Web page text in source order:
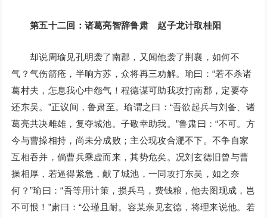
第五十二回：诸葛亮智辞鲁肃 赵子龙计取桂阳
却说周瑜见孔明袭了南郡，又闻他袭了荆襄，如何不
气？气伤箭疮，半晌方苏，众将再三劝解。瑜曰：“若不杀诸
葛村夫，怎息我心中怨气！程德谋可助我攻打南郡，定要夺
还东吴。”正议间，鲁肃至。瑜谓之曰：“吾欲起兵与刘备、诸
葛亮共决雌雄，复夺城池。子敬幸助我。”鲁肃曰：“不可。方
今与曹操相持，尚未分成败；主公现攻合淝不下。不争自家
互相吞并，倘曹兵乘虚而来，其势危矣。况刘玄德旧曾与曹
操相厚，若逼得紧急，献了城池，一同攻打东吴，如之奈
何？”瑜曰：“吾等用计策，损兵马，费钱粮，他去图现成，岂
不可恨！”肃曰：“公瑾且耐。容某亲见玄德，将理来说他。若